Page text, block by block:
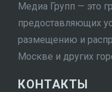
Медиа Групп — это
предоставляющих
размещению и
Москве и других
КОНТАКТЫ